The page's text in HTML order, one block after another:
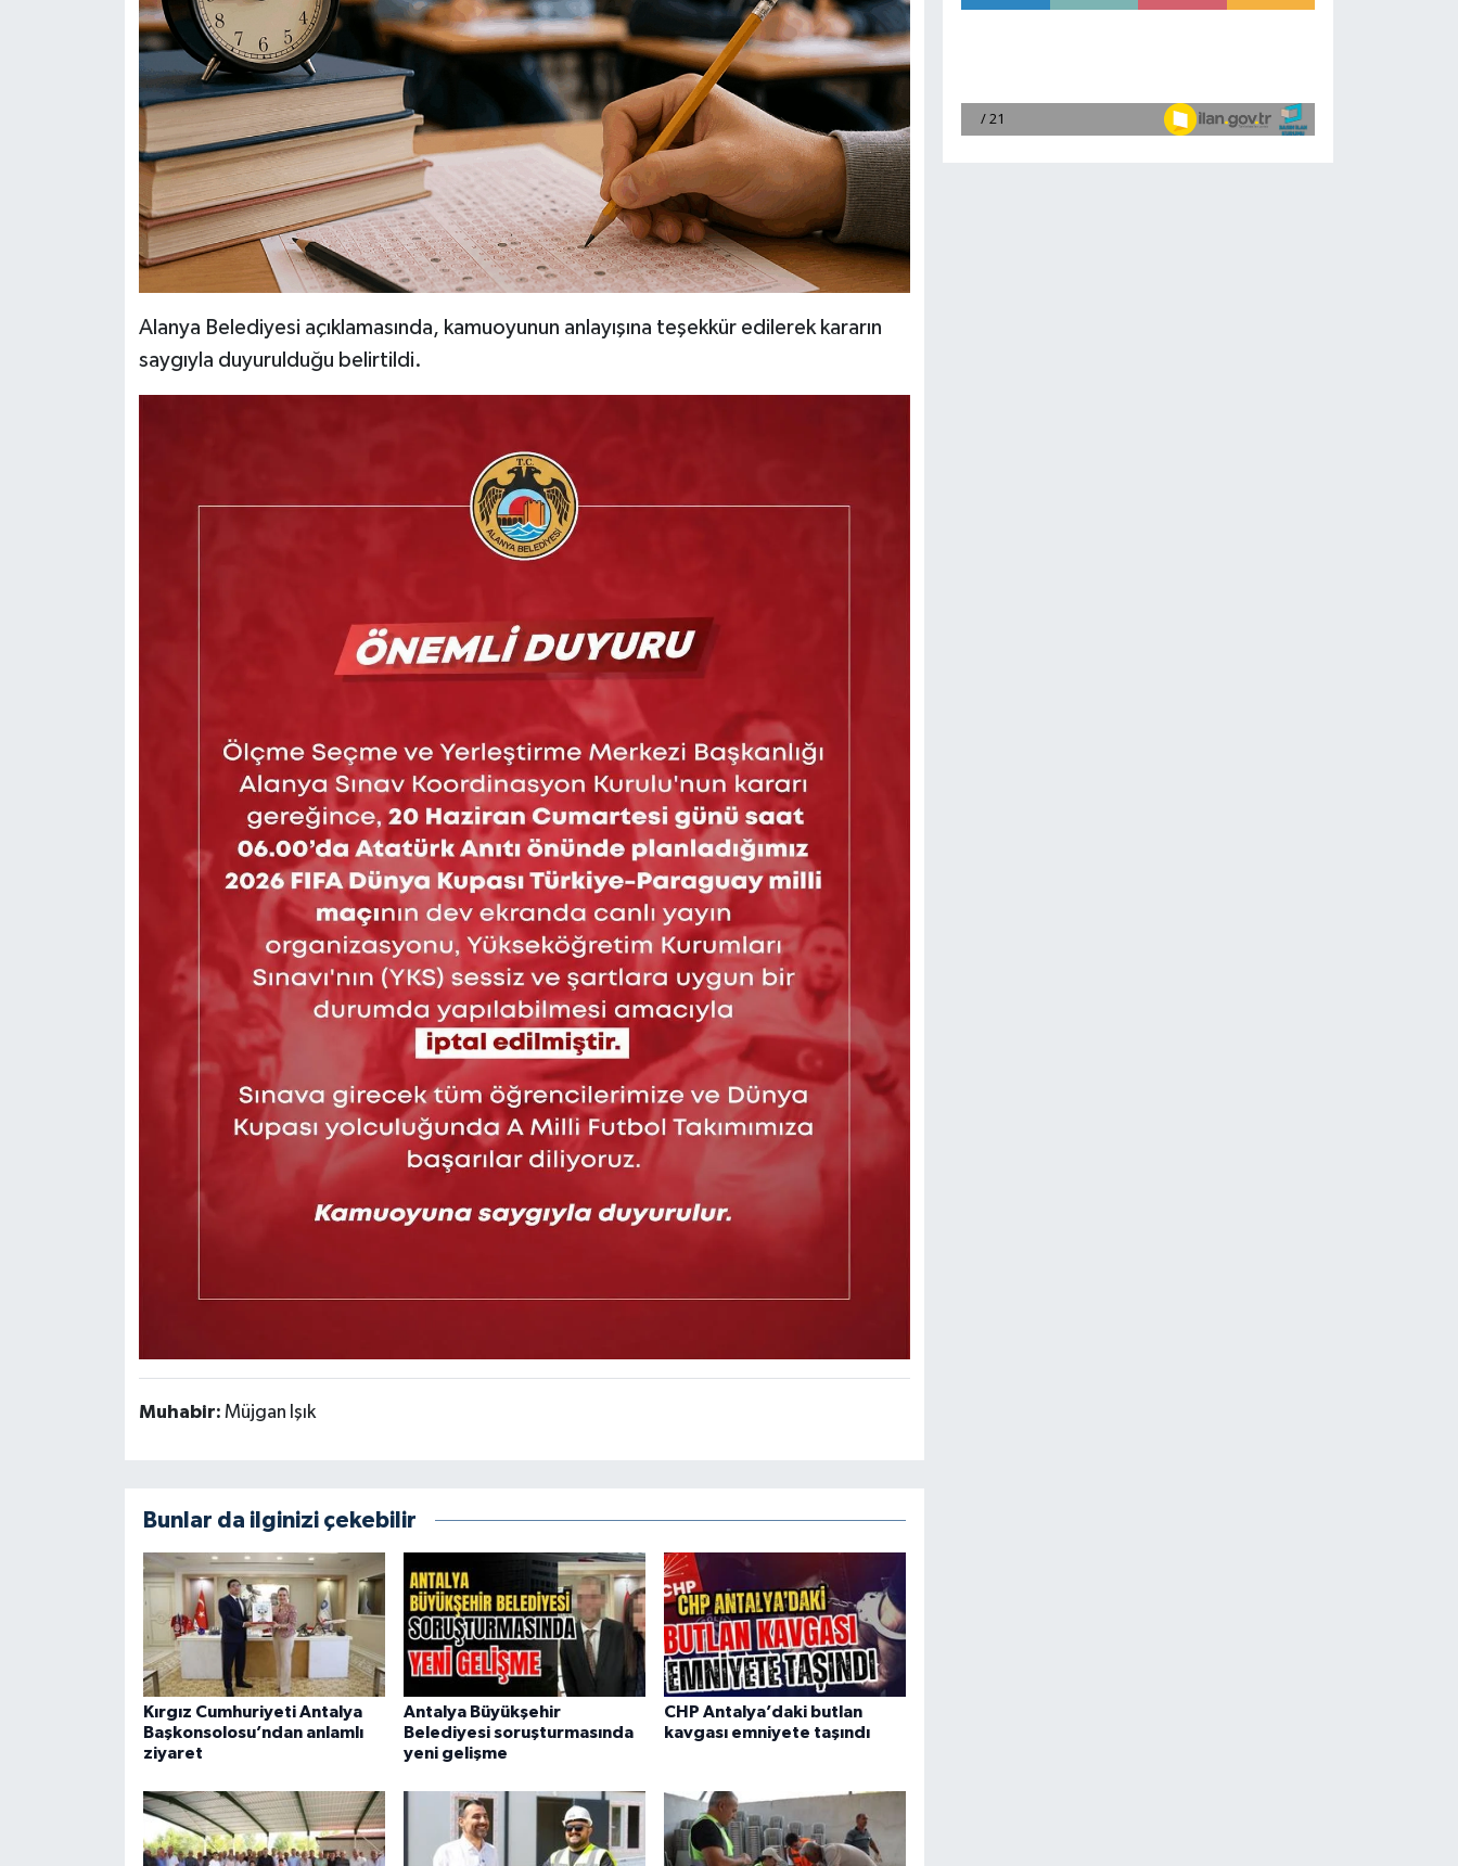
Alanya Belediyesi açıklamasında, kamuoyunun anlayışına teşekkür edilerek kararın
saygıyla duyurulduğu belirtildi.
Muhabir: Müjgan Işık
Bunlar da ilginizi çekebilir
Kırgız Cumhuriyeti Antalya
Başkonsolosu’ndan anlamlı
ziyaret
Antalya Büyükşehir
Belediyesi soruşturmasında
yeni gelişme
CHP Antalya’daki butlan
kavgası emniyete taşındı